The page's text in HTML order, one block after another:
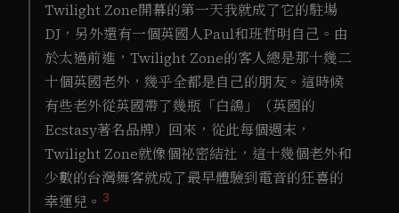
Twilight Zone開幕的第一天我就成了它的駐場
DJ，另外還有一個英國人Paul和班哲明自己。由
於太過前進，Twilight Zone的客人總是那十幾二
十個英國老外，幾乎全都是自己的朋友。這時候
有些老外從英國帶了幾瓶「白鴿」（英國的
Ecstasy著名品牌）回來，從此每個週末，
Twilight Zone就像個祕密結社，這十幾個老外和
少數的台灣舞客就成了最早體驗到電音的狂喜的
幸運兒。 3